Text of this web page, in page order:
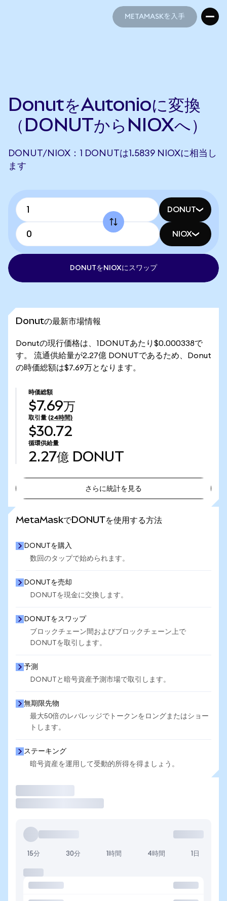
METAMASKを入手
DonutをAutonioに変換
（DONUTからNIOXへ）
DONUT/NIOX：1 DONUTは1.5839 NIOXに相当し
ます
DONUT
NIOX
DONUTをNIOXにスワップ
Donutの最新市場情報
Donutの現行価格は、1DONUTあたり$0.000338で
す。 流通供給量が2.27億 DONUTであるため、Donut
の時価総額は$7.69万となります。
時価総額
$7.69万
取引量 (24時間)
$30.72
循環供給量
2.27億 DONUT
さらに統計を見る
MetaMaskでDONUTを使用する方法
DONUTを購入
数回のタップで始められます。
DONUTを売却
DONUTを現金に交換します。
DONUTをスワップ
ブロックチェーン間およびブロックチェーン上で
DONUTを取引します。
予測
DONUTと暗号資産予測市場で取引します。
無期限先物
最大50倍のレバレッジでトークンをロングまたはショー
トします。
ステーキング
暗号資産を運用して受動的所得を得ましょう。
15分 30分 1時間 4時間 1日